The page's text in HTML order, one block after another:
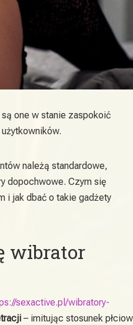
one w stanie zaspokoić
należą standardowe,
dopochwowe. Czym się
i jak dbać o takie gadżety
wibrator
sexactive.pl/wibratory-
– imitując stosunek